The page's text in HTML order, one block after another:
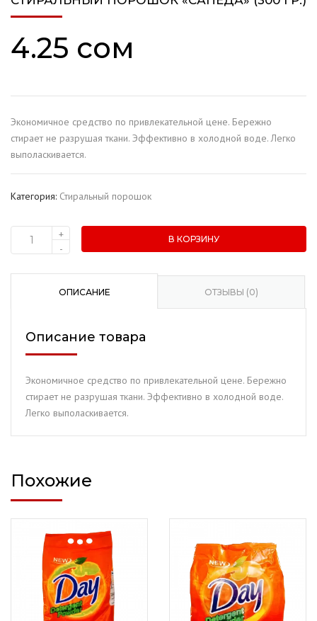
4.25 сом
Экономичное средство по привлекательной цене. Бережно
стирает не разрушая ткани. Эффективно в холодной воде. Легко
выполаскивается.
Категория: Стиральный порошок
Количество
Стиральный
+
-
В КОРЗИНУ
ОПИСАНИЕ ОТЗЫВЫ (0)
Описание товара
Экономичное средство по привлекательной цене. Бережно
стирает не разрушая ткани. Эффективно в холодной воде.
Легко выполаскивается.
Похожие